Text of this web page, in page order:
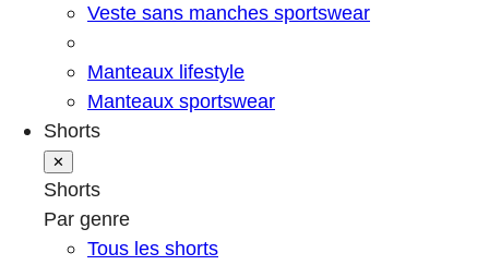
Veste sans manches sportswear
Manteaux lifestyle
Manteaux sportswear
Shorts
✕
Shorts
Par genre
Tous les shorts